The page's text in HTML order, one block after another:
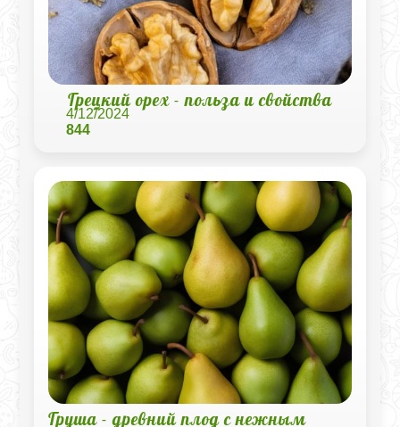
Грецкий орех - польза и свойства
4/12/2024
844
Груша - древний плод с нежным